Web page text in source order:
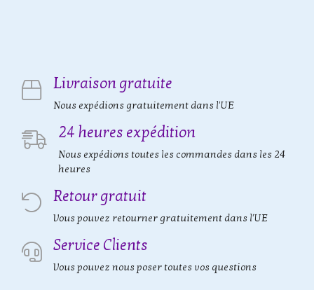
Livraison gratuite
Nous expédions gratuitement dans l'UE
24 heures expédition
Nous expédions toutes les commandes dans les 24
heures
Retour gratuit
Vous pouvez retourner gratuitement dans l'UE
Service Clients
Vous pouvez nous poser toutes vos questions